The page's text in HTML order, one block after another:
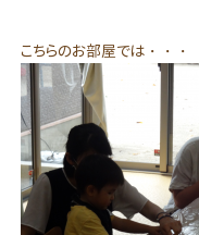
こちらのお部屋では・・・